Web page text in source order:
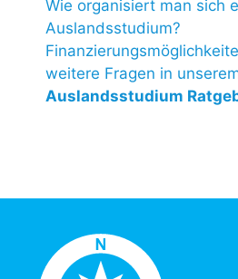
Wie organisiert man sich
Auslandsstudium?
weitere Fragen in
Auslandsstudium